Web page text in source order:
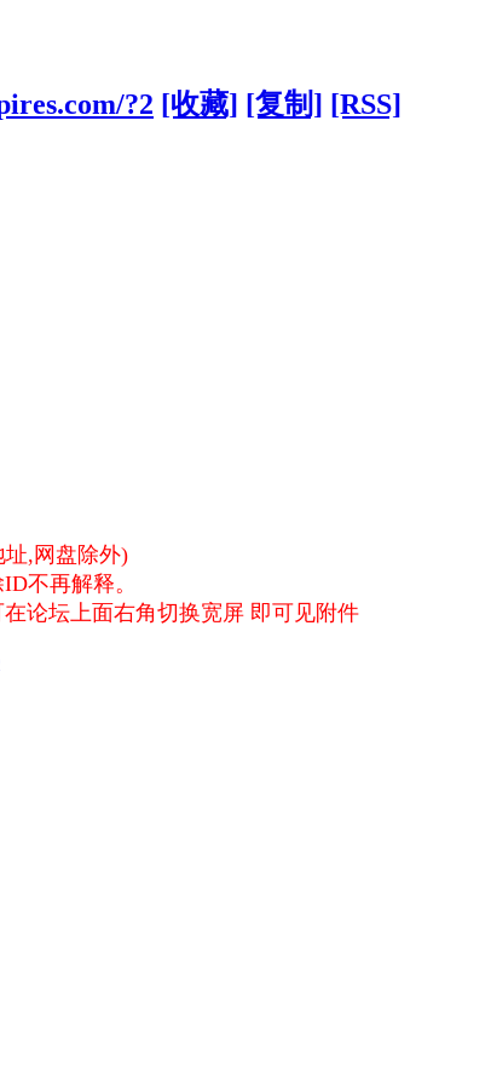
?2 [收藏] [复制] [RSS]
,网盘除外)
不再解释。
论坛上面右角切换宽屏 即可见附件